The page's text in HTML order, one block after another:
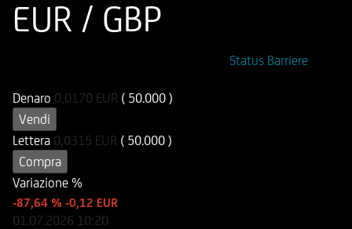
EUR / GBP
Status Barriere
Denaro 0,0170 EUR ( 50.000 )
Vendi
Lettera 0,0315 EUR ( 50.000 )
Compra
Variazione %
-87,64 % -0,12 EUR
01.07.2026 10:20